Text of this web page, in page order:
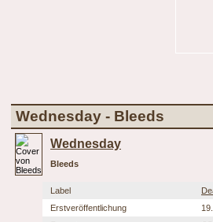
Wednesday - Bleeds
Wednesday
Bleeds
Label
Erstveröffentlichung